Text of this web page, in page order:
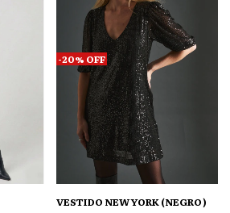
-20% OFF
VESTIDO NEW YORK (NEGRO)